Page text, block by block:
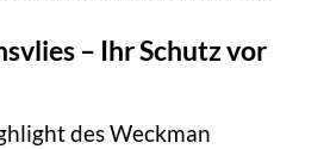
– Ihr Schutz vor
des Weckman